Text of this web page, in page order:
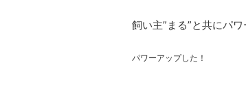
飼い主”まる”と共にパ
パワーアップした！